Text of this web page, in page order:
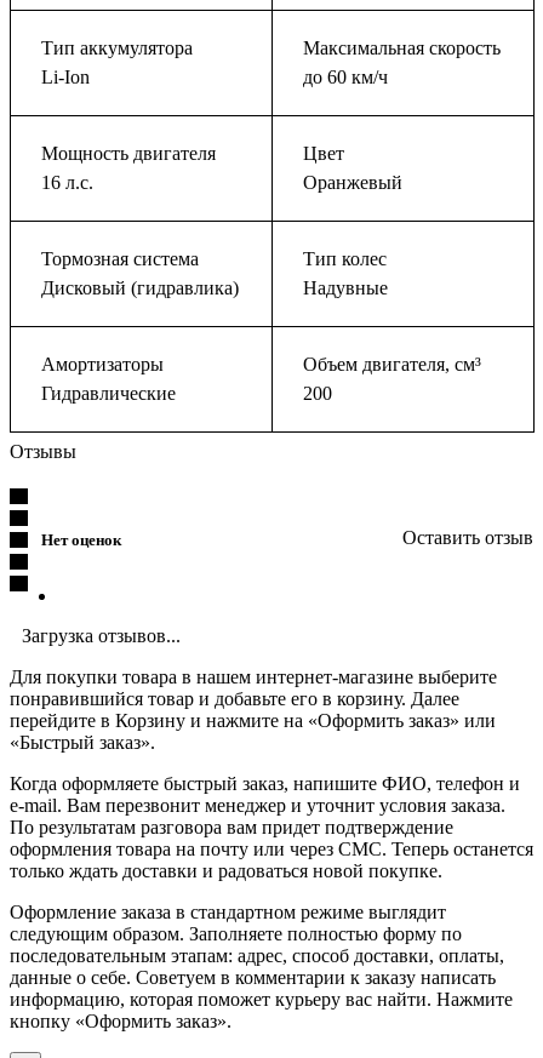
Тип аккумулятора
Li-Ion
Максимальная скорость
до 60 км/ч
Мощность двигателя
16 л.с.
Цвет
Оранжевый
Тормозная система
Дисковый (гидравлика)
Тип колес
Надувные
Амортизаторы
Гидравлические
Объем двигателя, см³
200
Отзывы
Нет оценок Оставить отзыв
Загрузка отзывов...
Для покупки товара в нашем интернет-магазине выберите
понравившийся товар и добавьте его в корзину. Далее
перейдите в Корзину и нажмите на «Оформить заказ» или
«Быстрый заказ».
Когда оформляете быстрый заказ, напишите ФИО, телефон и
e-mail. Вам перезвонит менеджер и уточнит условия заказа.
По результатам разговора вам придет подтверждение
оформления товара на почту или через СМС. Теперь останется
только ждать доставки и радоваться новой покупке.
Оформление заказа в стандартном режиме выглядит
следующим образом. Заполняете полностью форму по
последовательным этапам: адрес, способ доставки, оплаты,
данные о себе. Советуем в комментарии к заказу написать
информацию, которая поможет курьеру вас найти. Нажмите
кнопку «Оформить заказ».